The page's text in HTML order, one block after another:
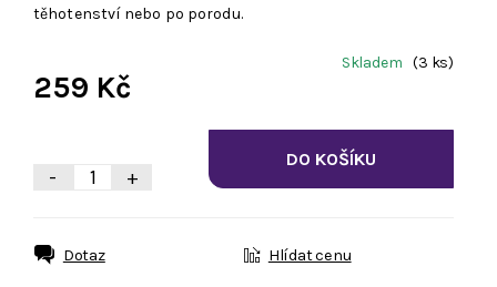
těhotenství nebo po porodu.
(3 ks)
Skladem
259 Kč
- +
Dotaz Hlídat cenu